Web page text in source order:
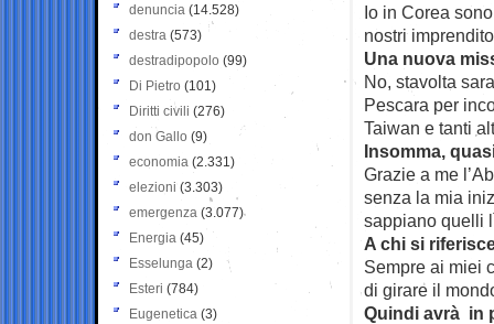
Io in Corea
nostri
Una nuova
No, stavolta
Pescara per
Taiwan e tanti
Insomma,
Grazie a me
senza la mia
sappiano quelli
A chi si
Sempre ai miei
di girare il
Quindi avrà in
denuncia (14.528)
destra (573)
destradipopolo (99)
Di Pietro (101)
Diritti civili (276)
don Gallo (9)
economia (2.331)
elezioni (3.303)
emergenza (3.077)
Energia (45)
Esselunga (2)
Esteri (784)
Eugenetica (3)